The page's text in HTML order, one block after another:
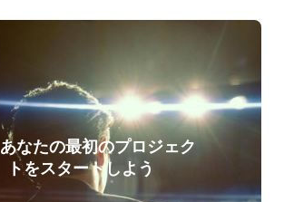
あなたの最初のプロジェク
トをスタートしよう